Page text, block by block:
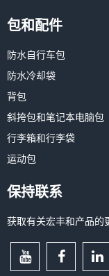
包和配件
防水自行车包
防水冷却袋
背包
斜挎包和笔记本电脑包
行李箱和行李袋
运动包
保持联系
获取有关宏丰和产品的